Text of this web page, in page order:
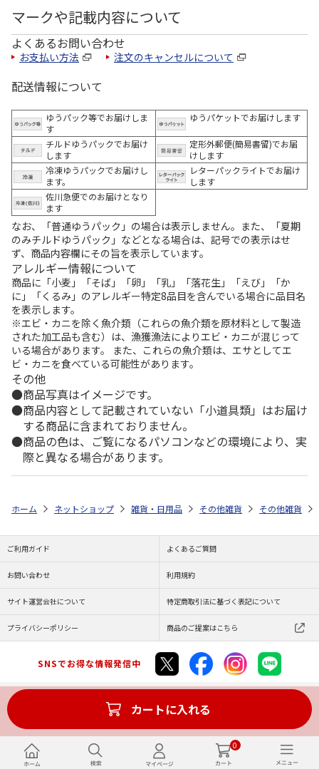
0
マークや記載内容について
よくあるお問い合わせ
お支払い方法 注文のキャンセルについて
配送情報について
ゆうパック等でお届けしま
す
ゆうパケットでお届けします
チルドゆうパックでお届け
します
定形外郵便(簡易書留)でお届
けします
冷凍ゆうパックでお届けし
ます。
レターパックライトでお届け
します
佐川急便でのお届けとなり
ます
なお、「普通ゆうパック」の場合は表示しません。また、「夏期
のみチルドゆうパック」などとなる場合は、記号での表示はせ
ず、商品内容欄にその旨を表示しています。
アレルギー情報について
商品に「小麦」「そば」「卵」「乳」「落花生」「えび」「か
に」「くるみ」のアレルギー特定8品目を含んでいる場合に品目名
を表示します。
※エビ・カニを除く魚介類（これらの魚介類を原材料として製造
された加工品も含む）は、漁獲漁法によりエビ・カニが混じって
いる場合があります。 また、これらの魚介類は、エサとしてエ
ビ・カニを食べている可能性があります。
その他
商品写真はイメージです。
商品内容として記載されていない「小道具類」はお届け
する商品に含まれておりません。
商品の色は、ご覧になるパソコンなどの環境により、実
際と異なる場合があります。
カートに入れる
ホーム ネットショップ 雑貨・日用品 その他雑貨 その他雑貨
ご利用ガイド よくあるご質問
お問い合わせ 利用規約
サイト運営会社について 特定商取引法に基づく表記について
プライバシーポリシー 商品のご提案はこちら
SNSでお得な情報発信中